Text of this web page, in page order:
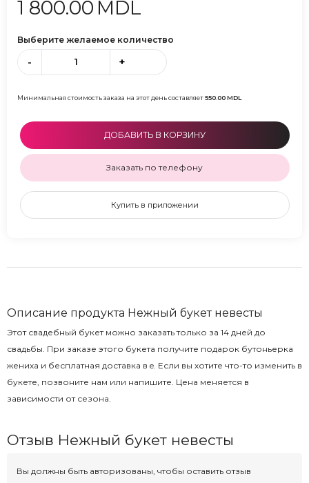
1 800.00 MDL
Выберите желаемое количество
- +
Минимальная стоимость заказа на этот день составляет550.00MDL
ДОБАВИТЬ В КОРЗИНУ
Заказать по телефону
Купить в приложении
Описание продукта Нежный букет невесты
Этот свадебный букет можно заказать только за 14 дней до
свадьбы. При заказе этого букета получите подарок бутоньерка
жениха и бесплатная доставка в e. Если вы хотите что-то изменить в
букете, позвоните нам или напишите. Цена меняется в
зависимости от сезона.
Отзыв Нежный букет невесты
Вы должны быть авторизованы, чтобы оставить отзыв